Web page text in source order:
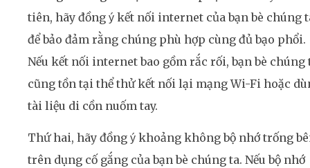
tiên, hãy đồng ý kết nối internet của bạn bè chúng
để bảo đảm rằng chúng phù hợp cùng đủ bạo phổi.
Nếu kết nối internet bao gồm rắc rối, bạn bè chúng
cũng tồn tại thể thử kết nối lại mạng Wi-Fi hoặc
tài liệu di cồn nuốm tay.
Thứ hai, hãy đồng ý khoảng không bộ nhớ trống
trên dụng cố gắng của bạn bè chúng ta. Nếu bộ nhớ